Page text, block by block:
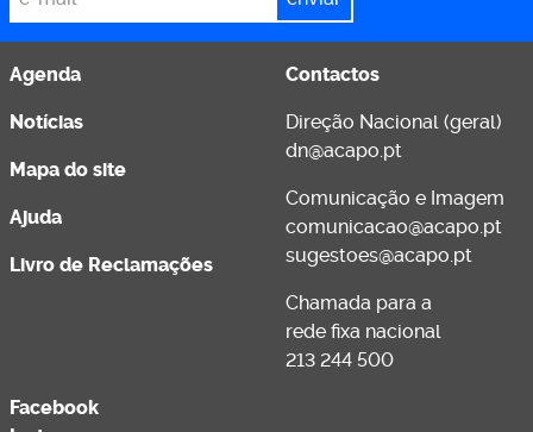
Agenda
Notícias
Mapa do site
Ajuda
Livro de Reclamações
Contactos
Direção Nacional (geral)
dn@acapo.pt
Comunicação e Imagem
comunicacao@acapo.pt
sugestoes@acapo.pt
Chamada para a
rede fixa nacional
213 244 500
Facebook